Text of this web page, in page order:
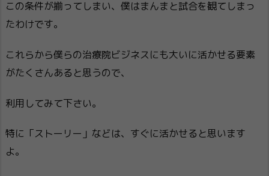
この条件が揃ってしまい、僕はまんまと試合を観てしまっ
たわけです。
これらから僕らの治療院ビジネスにも大いに活かせる要素
がたくさんあると思うので、
利用してみて下さい。
特に「ストーリー」などは、すぐに活かせると思います
よ。